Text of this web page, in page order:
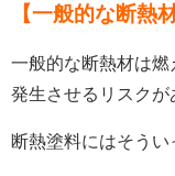
【一般的な断熱
一般的な断熱材は
発生させるリスクが
断熱塗料にはそうい